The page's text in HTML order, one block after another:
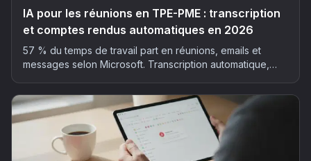
IA pour les réunions en TPE-PME : transcription
et comptes rendus automatiques en 2026
57 % du temps de travail part en réunions, emails et
messages selon Microsoft. Transcription automatique,
outils pour déployer l'IA dans vos réunions, sans faux pas
RGPD.